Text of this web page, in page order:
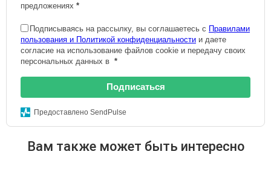
предложениях *
Подписываясь на рассылку, вы соглашаетесь с Правилами
пользования и Политикой конфиденциальности и даете
согласие на использование файлов cookie и передачу своих
персональных данных в *
Подписаться
Предоставлено SendPulse
Вам также может быть интересно